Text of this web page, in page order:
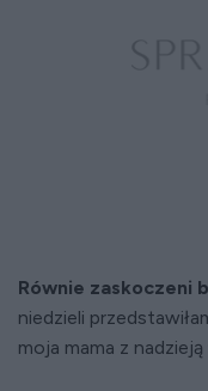
Równie zaskoczeni
niedzieli
moja mama z nadzieją